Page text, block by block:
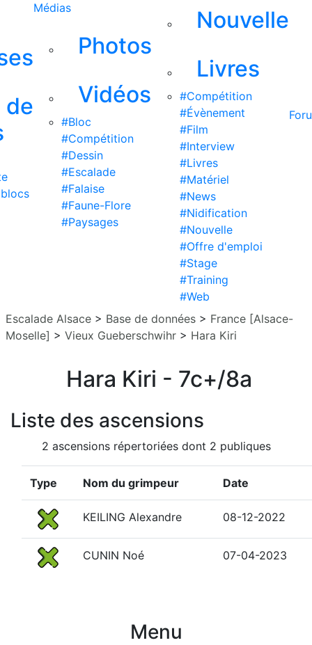
de
Médias
Photos
Vidéos
#Bloc
#Compétition
#Dessin
#Escalade
#Falaise
#Faune-Flore
#Paysages
Nouvelle
Livres
#Compétition
#Évènement
#Film
#Interview
#Livres
#Matériel
#News
#Nidification
#Nouvelle
#Offre d'emploi
#Stage
#Training
#Web
Escalade Alsace > Base de données > France [Alsace-
Moselle] > Vieux Gueberschwihr > Hara Kiri
Hara Kiri - 7c+/8a
Liste des ascensions
2 ascensions répertoriées dont 2 publiques
Type Nom du grimpeur Date
KEILING Alexandre 08-12-2022
CUNIN Noé 07-04-2023
Menu